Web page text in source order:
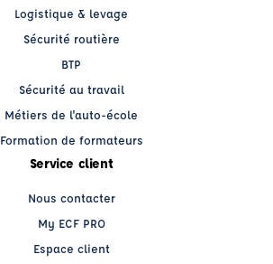
Logistique & levage
Sécurité routière
BTP
Sécurité au travail
Métiers de l'auto-école
Formation de formateurs
Service client
Nous contacter
My ECF PRO
Espace client